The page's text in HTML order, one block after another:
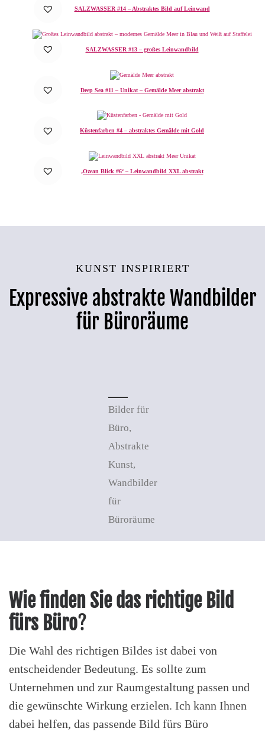
SALZWASSER #14 – Abstraktes Bild auf Leinwand
SALZWASSER #13 – großes Leinwandbild
Deep Sea #11 – Unikat – Gemälde Meer abstrakt
Küstenfarben #4 – abstraktes Gemälde mit Gold
‚Ozean Blick #6‘ – Leinwandbild XXL abstrakt
KUNST INSPIRIERT
Expressive abstrakte Wandbilder
für Büroräume
Bilder für
Büro,
Abstrakte
Kunst,
Wandbilder
für
Büroräume
Wie finden Sie das richtige Bild
fürs Büro?
Die Wahl des richtigen Bildes ist dabei von
entscheidender Bedeutung. Es sollte zum
Unternehmen und zur Raumgestaltung passen und
die gewünschte Wirkung erzielen. Ich kann Ihnen
dabei helfen, das passende Bild fürs Büro